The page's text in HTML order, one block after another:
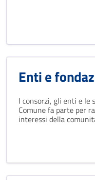
Enti e
I consorzi, gli enti e le
Comune fa parte per
interessi della